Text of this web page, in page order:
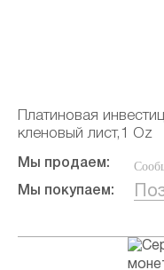
Платиновая
кленовый лист,1 Oz
Мы продаем:
Мы покупаем: